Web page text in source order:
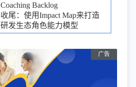
Coaching Backlog
收尾：使用Impact Map来打造
研发生态角色能力模型